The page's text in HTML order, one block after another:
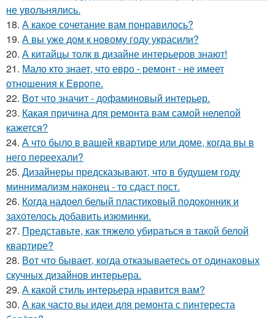
не увольнялись.
18. А какое сочетание вам понравилось?
19. А вы уже дом к новому году украсили?
20. А китайцы толк в дизайне интерьеров знают!
21. Мало кто знает, что евро - ремонт - не имеет
отношения к Европе.
22. Вот что значит - дофаминовый интерьер.
23. Какая причина для ремонта вам самой нелепой
кажется?
24. А что было в вашей квартире или доме, когда вы в
него переехали?
25. Дизайнеры предсказывают, что в будущем году
миннимализм наконец - то сдаст пост.
26. Когда надоел белый пластиковый подоконник и
захотелось добавить изюминки.
27. Представьте, как тяжело убираться в такой белой
квартире?
28. Вот что бывает, когда отказываетесь от одинаковых
скучных дизайнов интерьера.
29. А какой стиль интерьера нравится вам?
30. А как часто вы идеи для ремонта с пинтереста